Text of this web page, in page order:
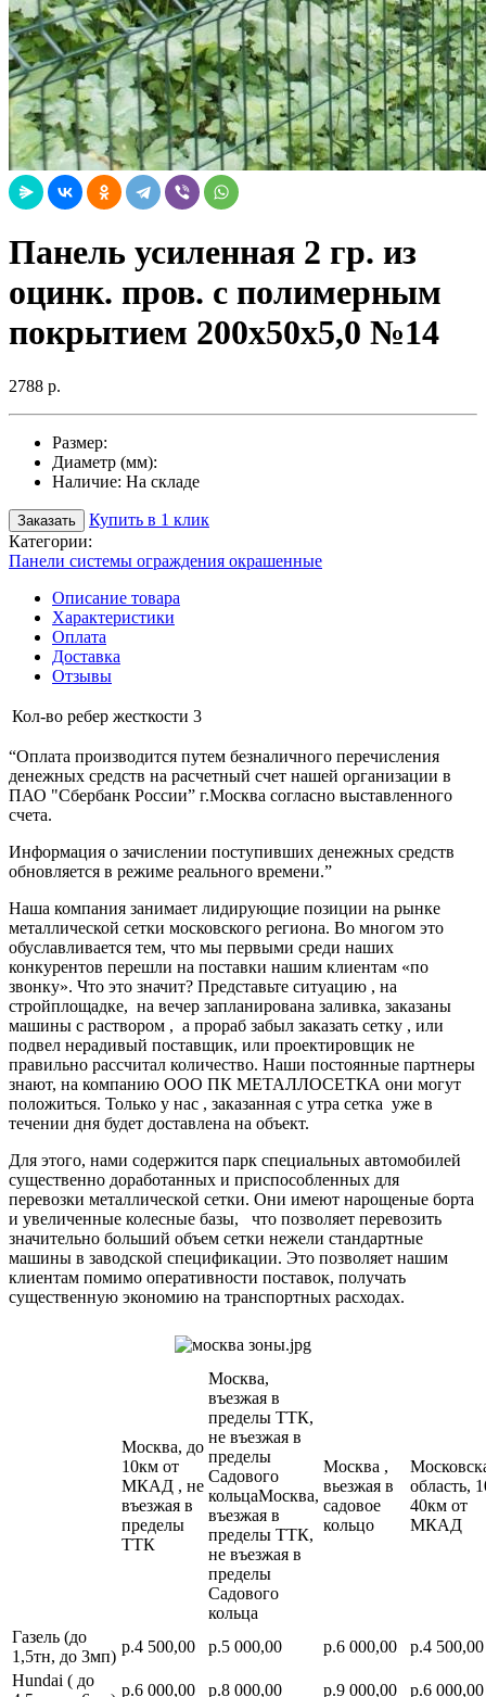
Панель усиленная 2 гр. из
оцинк. пров. с полимерным
покрытием 200х50х5,0 №14
2788 р.
Размер:
Диаметр (мм):
Наличие: На складе
Заказать
Купить в 1 клик
Категории:
Панели системы ограждения окрашенные
Описание товара
Характеристики
Оплата
Доставка
Отзывы
Кол-во ребер жесткости 3
“Оплата производится путем безналичного перечисления
денежных средств на расчетный счет нашей организации в
ПАО "Сбербанк России” г.Москва согласно выставленного
счета.
Информация о зачислении поступивших денежных средств
обновляется в режиме реального времени.”
Наша компания занимает лидирующие позиции на рынке
металлической сетки московского региона. Во многом это
обуславливается тем, что мы первыми среди наших
конкурентов перешли на поставки нашим клиентам «по
звонку». Что это значит? Представьте ситуацию , на
стройплощадке, на вечер запланирована заливка, заказаны
машины с раствором , а прораб забыл заказать сетку , или
подвел нерадивый поставщик, или проектировщик не
правильно рассчитал количество. Наши постоянные партнеры
знают, на компанию ООО ПК МЕТАЛЛОСЕТКА они могут
положиться. Только у нас , заказанная с утра сетка уже в
течении дня будет доставлена на объект.
Для этого, нами содержится парк специальных автомобилей
существенно доработанных и приспособленных для
перевозки металлической сетки. Они имеют нарощеные борта
и увеличенные колесные базы, что позволяет перевозить
значительно больший объем сетки нежели стандартные
машины в заводской спецификации. Это позволяет нашим
клиентам помимо оперативности поставок, получать
существенную экономию на транспортных расходах.
Москва, до
10км от
МКАД , не
въезжая в
пределы
ТТК
Москва,
въезжая в
пределы ТТК,
не въезжая в
пределы
Садового
кольцаМосква,
въезжая в
пределы ТТК,
не въезжая в
пределы
Садового
кольца
Москва ,
вьезжая в
садовое
кольцо
область,
40км от
МКАД
Газель (до
1,5тн, до 3мп)
р.4 500,00 р.5 000,00 р.6 000,00
р.4 500,00
Hundai ( до
р.6 000,00 р.8 000,00 р.9 000,00 р.6 000,00